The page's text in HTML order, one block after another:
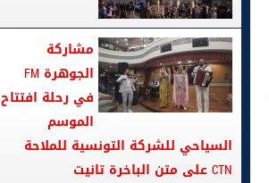
مشاركة
الجوهرة FM
في رحلة افتتاح
الموسم
السياحي للشركة التونسية للملاحة
CTN على متن الباخرة تانيت